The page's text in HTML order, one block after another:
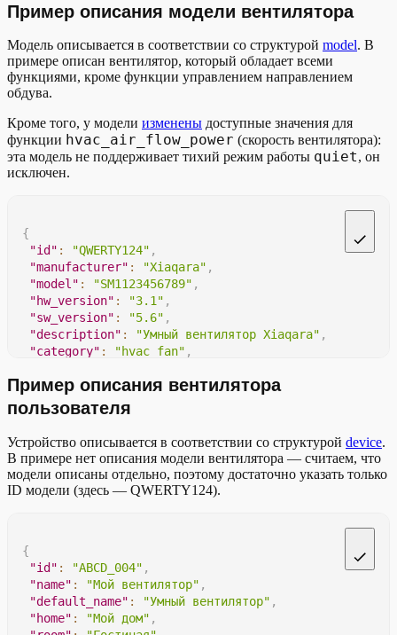
Пример описания модели вентилятора
Модель описывается в соответствии со структурой model. В
примере описан вентилятор, который обладает всеми
функциями, кроме функции управлением направлением
обдува.
Кроме того, у модели изменены доступные значения для
функции hvac_air_flow_power (скорость вентилятора):
эта модель не поддерживает тихий режим работы quiet, он
исключен.
{
"id" : "QWERTY124" ,
"manufacturer" : "Xiaqara" ,
"model" : "SM1123456789" ,
"hw_version" : "3.1" ,
"sw_version" : "5.6" ,
"description" : "Умный вентилятор Xiaqara" ,
"category" : "hvac_fan" ,
"hvac_air_flow_power",
"on_off",
"online"
,
"allowed_values":
{
"hvac_air_flow_power": {
"type"
"ENUM",
"low"
"medium",
"turbo"
]
Пример описания вентилятора
пользователя
Устройство описывается в соответствии со структурой device.
В примере нет описания модели вентилятора — считаем, что
модели описаны отдельно, поэтому достаточно указать только
ID модели (здесь — QWERTY124).
{
"id" : "ABCD_004" ,
"name" : "Мой вентилятор" ,
"default_name" : "Умный вентилятор" ,
"home" : "Мой дом" ,